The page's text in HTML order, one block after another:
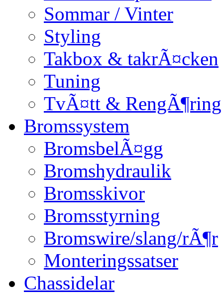
Sommar / Vinter
Styling
Takbox & takrÃ¤cken
Tuning
TvÃ¤tt & RengÃ¶ring
Bromssystem
BromsbelÃ¤gg
Bromshydraulik
Bromsskivor
Bromsstyrning
Bromswire/slang/rÃ¶r
Monteringssatser
Chassidelar